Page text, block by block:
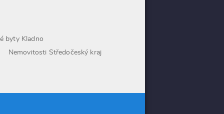
byty Kladno
Nemovitosti Středočeský kraj